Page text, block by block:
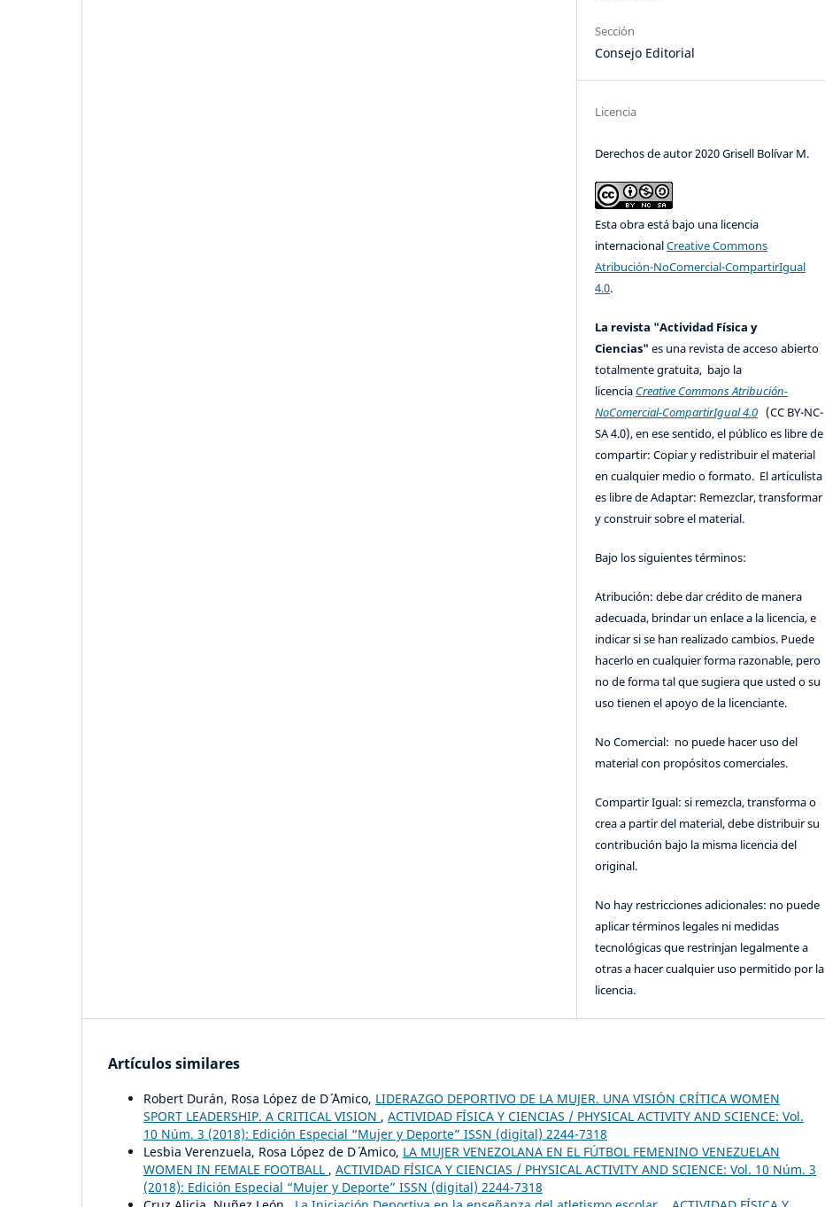
Sección
Consejo Editorial
Licencia
Derechos de autor 2020 Grisell Bolívar M.
Esta obra está bajo una licencia
internacionalCreative Commons
Atribución-NoComercial-CompartirIgual
4.0.
La revista "Actividad Física y
Ciencias"es una revista de acceso abierto
totalmente gratuita, bajo la
licencia Creative Commons Atribución-
NoComercial-CompartirIgual 4.0 (CC BY-NC-
SA 4.0), en ese sentido, el público es libre de
compartir: Copiar y redistribuir el material
en cualquier medio o formato. El articulista
es libre de Adaptar: Remezclar, transformar
y construir sobre el material.
Bajo los siguientes términos:
Atribución: debe dar crédito de manera
adecuada, brindar un enlace a la licencia, e
indicar si se han realizado cambios. Puede
hacerlo en cualquier forma razonable, pero
no de forma tal que sugiera que usted o su
uso tienen el apoyo de la licenciante.
No Comercial: no puede hacer uso del
material con propósitos comerciales.
Compartir Igual: si remezcla, transforma o
crea a partir del material, debe distribuir su
contribución bajo la misma licencia del
original.
No hay restricciones adicionales: no puede
aplicar términos legales ni medidas
tecnológicas que restrinjan legalmente a
otras a hacer cualquier uso permitido por la
licencia.
Artículos similares
Robert Durán, Rosa López de D´ ´Amico, LIDERAZGO DEPORTIVO DE LA MUJER. UNA VISIÓN CRÍTICA WOMEN
SPORT LEADERSHIP. A CRITICAL VISION , ACTIVIDAD FÍSICA Y CIENCIAS / PHYSICAL ACTIVITY AND SCIENCE: Vol.
10 Núm. 3 (2018): Edición Especial “Mujer y Deporte” ISSN (digital) 2244-7318
Lesbia Verenzuela, Rosa López de D´ ´Amico, LA MUJER VENEZOLANA EN EL FÚTBOL FEMENINO VENEZUELAN
WOMEN IN FEMALE FOOTBALL , ACTIVIDAD FÍSICA Y CIENCIAS / PHYSICAL ACTIVITY AND SCIENCE: Vol. 10 Núm. 3
(2018): Edición Especial “Mujer y Deporte” ISSN (digital) 2244-7318